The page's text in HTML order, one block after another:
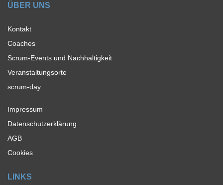
ÜBER UNS
Kontakt
Coaches
Scrum-Events und Nachhaltigkeit
Veranstaltungsorte
scrum-day
Impressum
Datenschutzerklärung
AGB
Cookies
LINKS